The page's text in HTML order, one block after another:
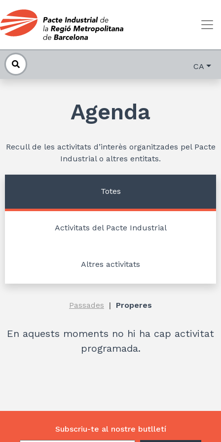
CA
Agenda
Recull de les activitats d’interès organitzades pel Pacte
Industrial o altres entitats.
Totes
Activitats del Pacte Industrial
Altres activitats
Passades Properes
En aquests moments no hi ha cap activitat
programada.
Subscriu-te al nostre butlletí